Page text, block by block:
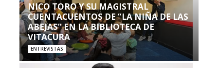
NICO TORO Y SU MAGISTRAL
CUENTACUENTOS DE “LA NIÑA DE LAS
ABEJAS” EN LA BIBLIOTECA DE
VITACURA
ENTREVISTAS